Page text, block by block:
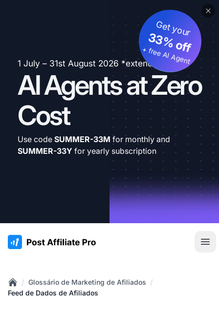
1 July – 31st August 2026 *extended
AI Agents at Zero
Cost
Get your
33% off
+ free AI Agent
Use code SUMMER-33M for monthly and
SUMMER-33Y for yearly subscription
:site.title
Home
/ Glossário de Marketing de Afiliados /
Feed de Dados de Afiliados